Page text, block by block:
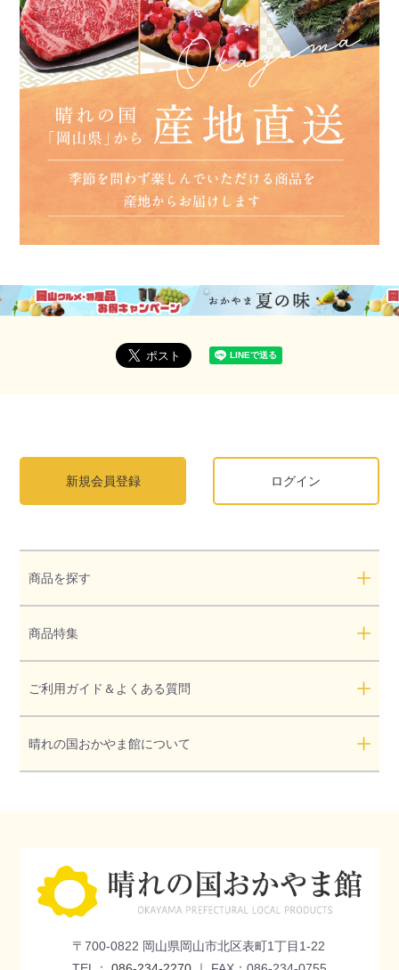
新規会員登録 ログイン
商品を探す
商品特集
ご利用ガイド＆よくある質問
晴れの国おかやま館について
〒700-0822 岡山県岡山市北区表町1丁目1-22